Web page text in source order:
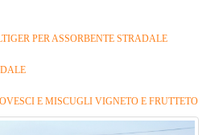
PER ASSORBENTE STRADALE
E MISCUGLI VIGNETO E FRUTTETO